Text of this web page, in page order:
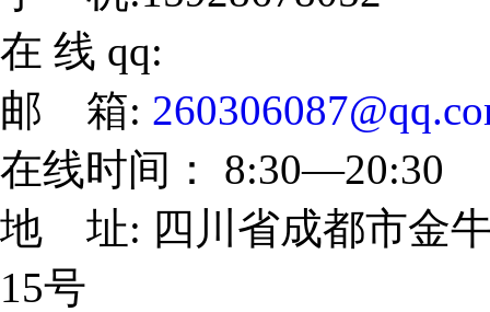
在 线 qq:
邮 箱:
在线时间： 8:30—20:30
地 址: 四川省成都市金
15号